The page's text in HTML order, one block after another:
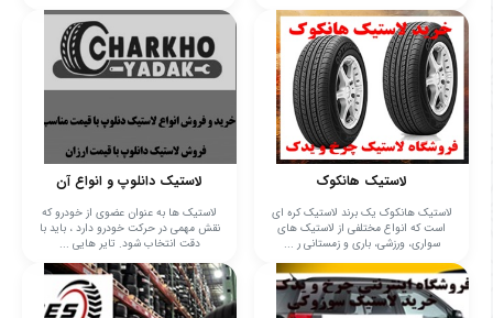
لاستیک هانکوک
لاستیک هانکوک یک برند لاستیک کره ای
است که انواع مختلفی از لاستیک های
سواری، ورزشی، باری و زمستانی ر ...
لاستیک دانلوپ و انواع آن
لاستیک ها به عنوان عضوی از خودرو که
نقش مهمی در حرکت خودرو دارد ، باید با
دقت انتخاب شود. تایر هایی ...